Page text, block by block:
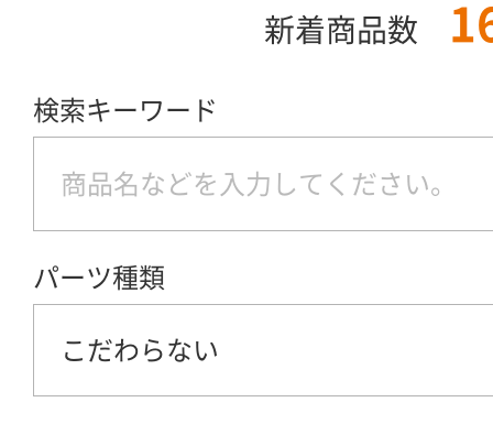
新着商品数
検索キーワード
パーツ種類
こだわらない